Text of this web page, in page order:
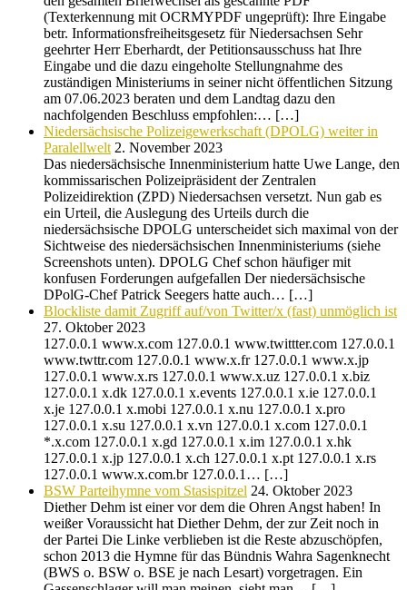
(Texterkennung mit OCRMYPDF ungeprüft): Ihre Eingabe
betr. Informationsfreiheitsgesetz für Niedersachsen Sehr
geehrter Herr Eberhardt, der Petitionsausschuss hat Ihre
Eingabe und die dazu eingeholte Stellungnahme des
zuständigen Ministeriums in seiner nicht öffentlichen Sitzung
am 07.06.2023 beraten und dem Landtag dazu den
nachfolgenden Beschluss empfohlen:… […]
Niedersächsische Polizeigewerkschaft (DPOLG) weiter in
Paralellwelt 2. November 2023
Das niedersächsische Innenministerium hatte Uwe Lange, den
kommissarischen Polizeipräsident der Zentralen
Polizeidirektion (ZPD) Niedersachsen versetzt. Nun gab es
ein Urteil, die Auslegung des Urteils durch die
niedersächsische DPOLG unterscheidet sich maximal von der
Sichtweise des niedersächsischen Innenministeriums (siehe
Screenshots unten). DPOLG Chef schon häufiger mit
konfusen Forderungen aufgefallen Der niedersächsische
DPolG-Chef Patrick Seegers hatte auch… […]
Blockliste damit Zugriff auf/von Twitter/x (fast) unmöglich ist
27. Oktober 2023
127.0.0.1 www.x.com 127.0.0.1 www.twittter.com 127.0.0.1
www.twttr.com 127.0.0.1 www.x.fr 127.0.0.1 www.x.jp
127.0.0.1 www.x.rs 127.0.0.1 www.x.uz 127.0.0.1 x.biz
127.0.0.1 x.dk 127.0.0.1 x.events 127.0.0.1 x.ie 127.0.0.1
x.je 127.0.0.1 x.mobi 127.0.0.1 x.nu 127.0.0.1 x.pro
127.0.0.1 x.su 127.0.0.1 x.vn 127.0.0.1 x.com 127.0.0.1
*.x.com 127.0.0.1 x.gd 127.0.0.1 x.im 127.0.0.1 x.hk
127.0.0.1 x.jp 127.0.0.1 x.ch 127.0.0.1 x.pt 127.0.0.1 x.rs
127.0.0.1 www.x.com.br 127.0.0.1… […]
BSW Parteihymne vom Stasispitzel 24. Oktober 2023
Diether Dehm ist einer vor dem die Ohren Angst haben! In
weißer Voraussicht hat Diether Dehm, der zur Zeit noch in
der Partei Die Linke verblieben ist die Reste abzuschöpfen,
schon 2013 die Hymne für das Bündnis Wahra Sagenknecht
(BWS o. BSW o. BSE je nach Lesart) vorgetragen. Ein